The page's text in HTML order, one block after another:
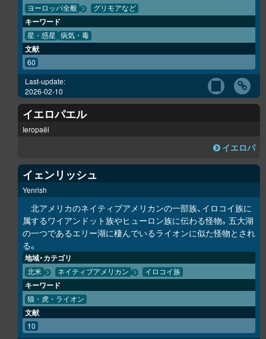
ヨーロッパ全般 グリモアなど
キーワード
星・惑星 病気・毒
文献
60
Last-update:
2026-02-10
イエロパエル
Ieropaēl
イエロパ
イェンリッシュ
Yenrish
北アメリカのネイティブアメリカンの一部族、イロコイ族に
属するワイアンドット族やヒューロン族に伝わる怪物。五大湖
の一つであるエリー湖に棲んでいるライオンに似た怪物とされ
る。
地域・カテゴリ
北米 ネイティブアメリカン イロコイ族
キーワード
猫・虎・ライオン
文献
10